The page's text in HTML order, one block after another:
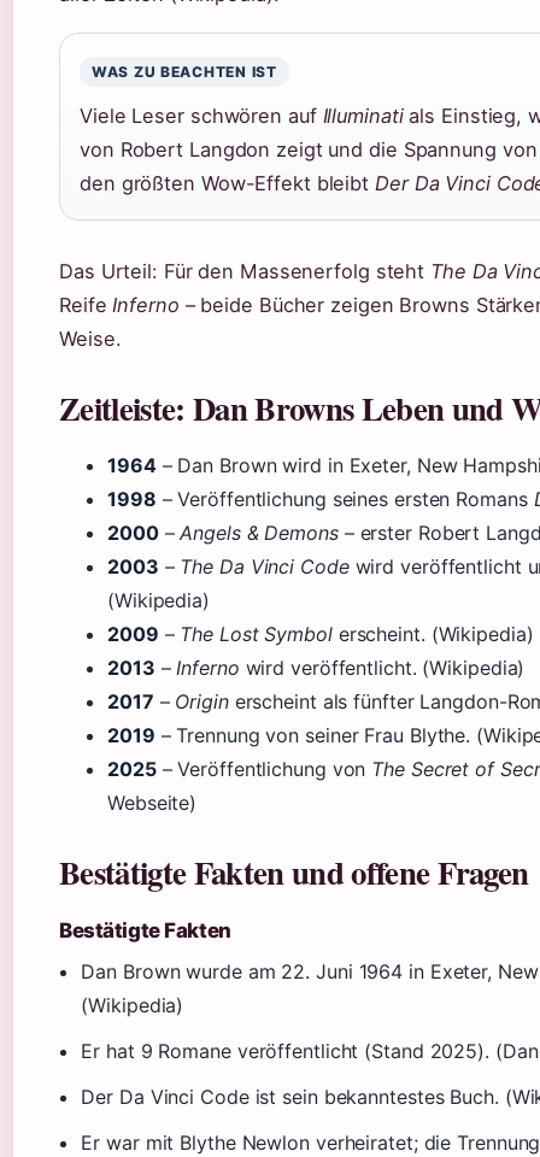
WAS ZU BEACHTEN IST
Viele Leser schwören auf Illuminatials Einstieg,
von Robert Langdon zeigt und die Spannung
den größten Wow-Effekt bleibt Der Da Vinci
Das Urteil: Für den Massenerfolg steht The Da
Reife Inferno – beide Bücher zeigen Browns
Weise.
Zeitleiste: Dan Browns Leben und
1964– Dan Brown wird in Exeter, New
1998 – Veröffentlichung seines ersten Romans
2000–Angels & Demons– erster Robert
2003 – The Da Vinci Codewird veröffentlicht
(Wikipedia)
2009 – The Lost Symbolerscheint. (Wikipedia)
2013 – Inferno wird veröffentlicht. (Wikipedia)
2017 – Originerscheint als fünfter Langdon-
2019 – Trennung von seiner Frau Blythe.
2025– Veröffentlichung von The Secret of
Webseite)
Bestätigte Fakten und offene Fragen
Bestätigte Fakten
Dan Brown wurde am 22. Juni 1964 in Exeter,
(Wikipedia)
Er hat 9 Romane veröffentlicht (Stand 2025).
Der Da Vinci Code ist sein bekanntestes Buch.
Er war mit Blythe Newlon verheiratet; die